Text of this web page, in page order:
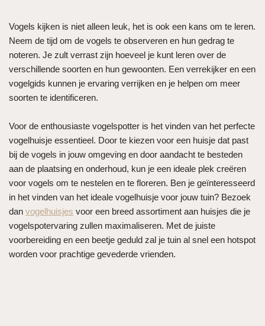
Vogels kijken is niet alleen leuk, het is ook een kans om te leren.
Neem de tijd om de vogels te observeren en hun gedrag te
noteren. Je zult verrast zijn hoeveel je kunt leren over de
verschillende soorten en hun gewoonten. Een verrekijker en een
vogelgids kunnen je ervaring verrijken en je helpen om meer
soorten te identificeren.
Voor de enthousiaste vogelspotter is het vinden van het perfecte
vogelhuisje essentieel. Door te kiezen voor een huisje dat past
bij de vogels in jouw omgeving en door aandacht te besteden
aan de plaatsing en onderhoud, kun je een ideale plek creëren
voor vogels om te nestelen en te floreren. Ben je geïnteresseerd
in het vinden van het ideale vogelhuisje voor jouw tuin? Bezoek
dan vogelhuisjes voor een breed assortiment aan huisjes die je
vogelspotervaring zullen maximaliseren. Met de juiste
voorbereiding en een beetje geduld zal je tuin al snel een hotspot
worden voor prachtige gevederde vrienden.